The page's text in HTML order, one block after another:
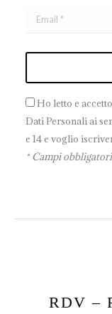
Ho letto e
Dati Personali ai
e 14 e voglio
* Campi obbligatori
RDV –